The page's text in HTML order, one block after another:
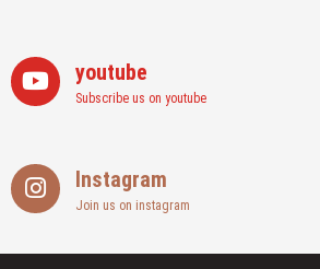
youtube
Subscribe us on youtube
Instagram
Join us on instagram